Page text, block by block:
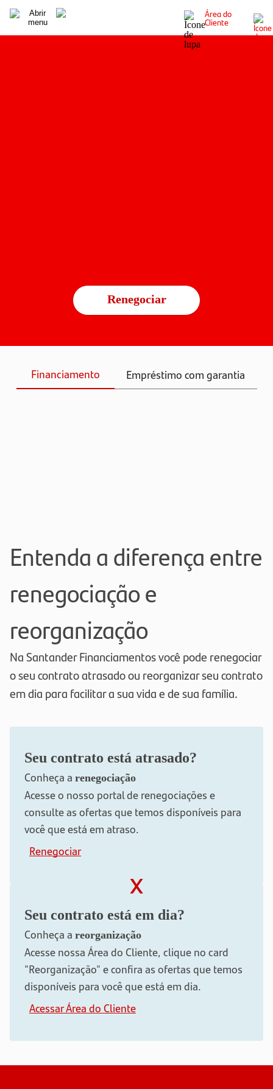
Área do
Cliente
Renegociar
Financiamento Empréstimo com garantia
Entenda a diferença entre
renegociação e
reorganização
Na Santander Financiamentos você pode renegociar
o seu contrato atrasado ou reorganizar seu contrato
em dia para facilitar a sua vida e de sua família.
Seu contrato está atrasado?
Conheça a renegociação
Acesse o nosso portal de renegociações e
consulte as ofertas que temos disponíveis para
você que está em atraso.
Renegociar
x
Seu contrato está em dia?
Conheça a reorganização
Acesse nossa Área do Cliente, clique no card
"Reorganização" e confira as ofertas que temos
disponíveis para você que está em dia.
Acessar Área do Cliente